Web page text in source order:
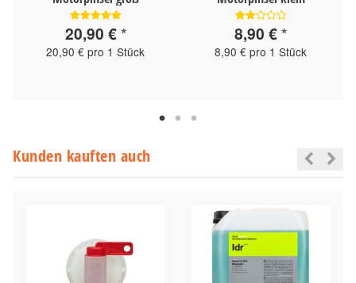
20,90 €*
20,90 € pro 1 Stück
8,90 €*
8,90 € pro 1 Stück
Kunden kauften auch